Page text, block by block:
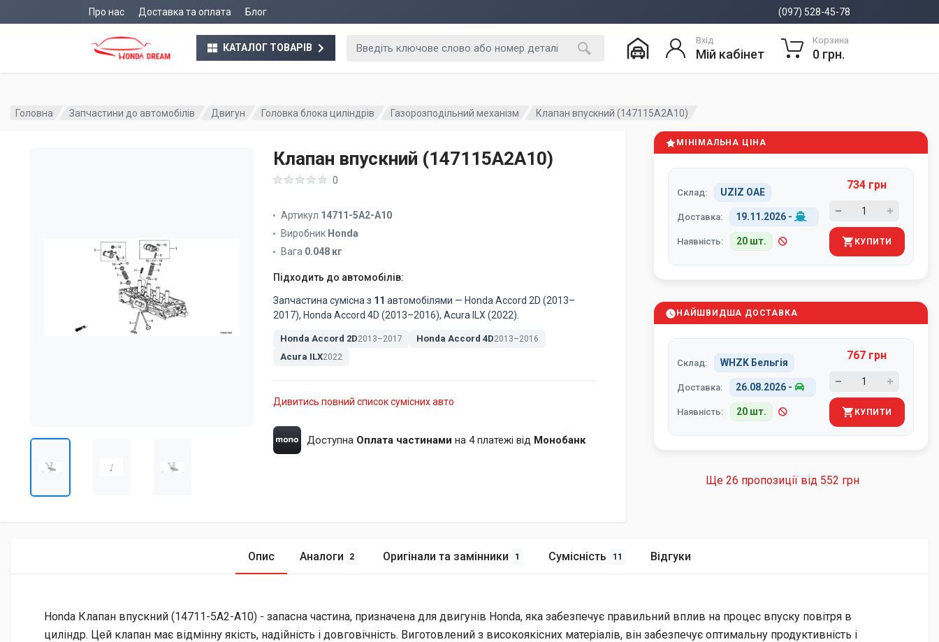
Про нас Доставка та оплата Блог (097) 528-45-78
КАТАЛОГ ТОВАРІВ
Вхід
Мій кабінет
Корзина
0 грн.
Головна Запчастини до автомобілів Двигун Головка блока циліндрів Газорозподільний механізм Клапан впускний (147115A2A10)
Клапан впускний (147115A2A10)
0
Артикул 14711-5A2-A10
Виробник Honda
Вага 0.048 кг
Підходить до автомобілів:
Запчастина сумісна з 11 автомобілями — Honda Accord 2D (2013–
2017), Honda Accord 4D (2013–2016), Acura ILX (2022).
Honda Accord 2D2013–2017 Honda Accord 4D2013–2016
Acura ILX2022
Дивитись повний список сумісних авто
Доступна Оплата частинами на 4 платежі від Монобанк
МІНІМАЛЬНА ЦІНА
Склад: UZIZ ОАЕ
Доставка: 19.11.2026 -
Наявність: 20 шт.
734 грн
КУПИТИ
НАЙШВИДША ДОСТАВКА
Склад: WHZK Бельгія
Доставка: 26.08.2026 -
Наявність: 20 шт.
767 грн
КУПИТИ
Ще 26 пропозиції від 552 грн
Опис Аналоги 2 Оригінали та замінники 1 Сумісність 11 Відгуки
Honda Клапан впускний (14711-5A2-A10) - запасна частина, призначена для двигунів Honda, яка забезпечує правильний вплив на процес впуску повітря в
циліндр. Цей клапан має відмінну якість, надійність і довговічність. Виготовлений з високоякісних матеріалів, він забезпечує оптимальну продуктивність і